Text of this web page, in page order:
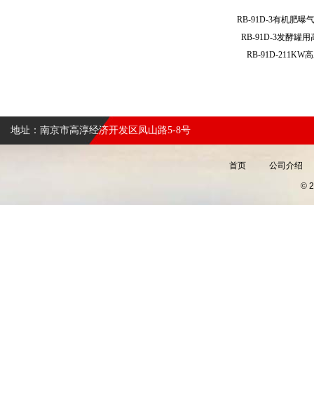
RB-91D-3有机肥
RB-91D-3发酵罐
RB-91D-211KW
地址：南京市高淳经济开发区凤山路5-8号
首页 公司介绍
©